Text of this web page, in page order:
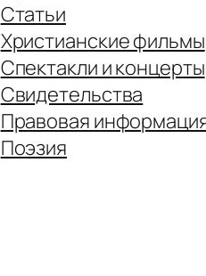
Статьи
Христианские фильмы
Спектакли и концерты
Свидетельства
Правовая
Поэзия